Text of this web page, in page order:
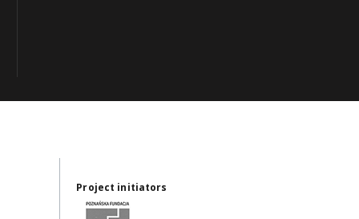
Project initiators